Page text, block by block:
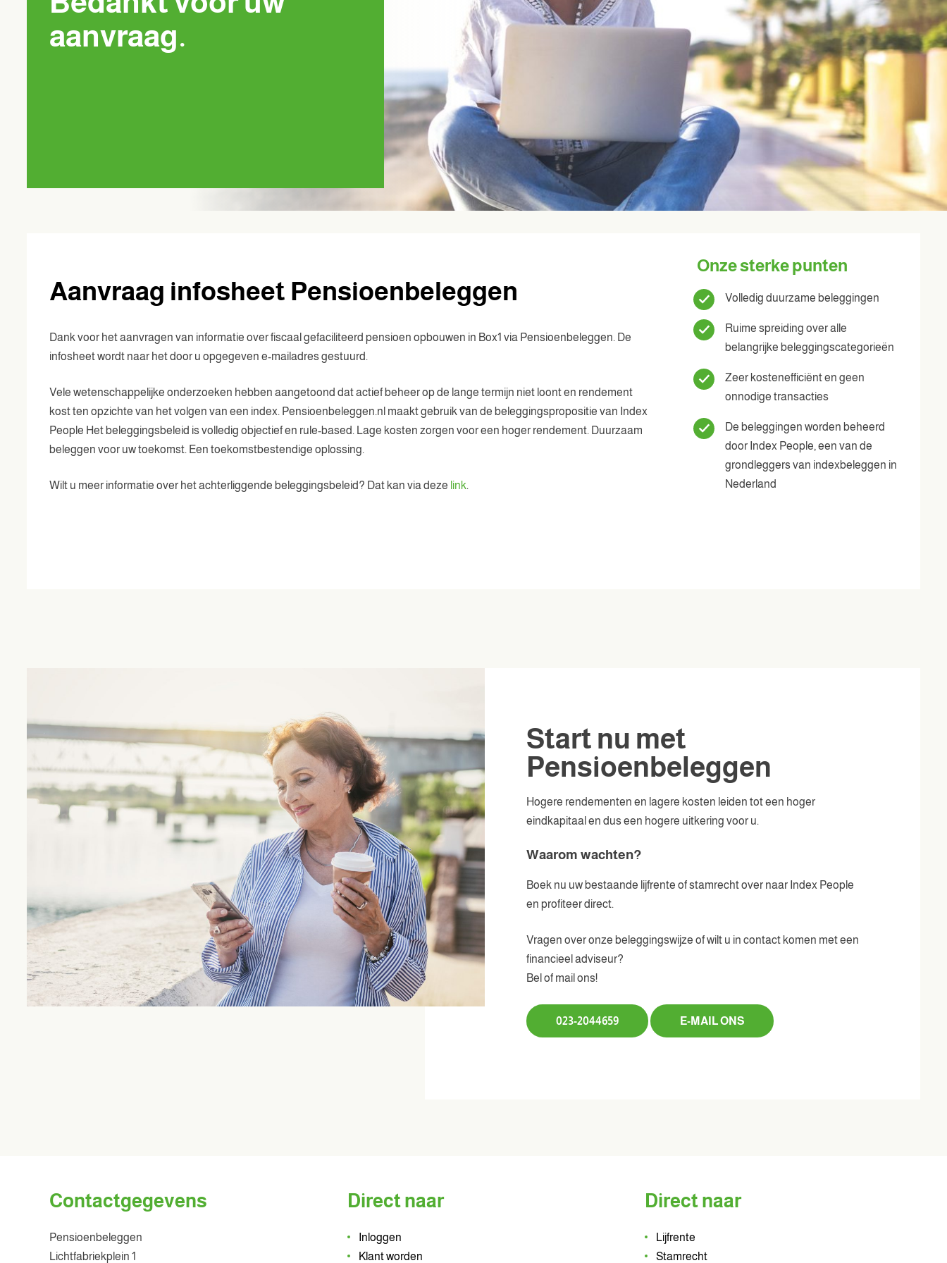
aanvraag.
Aanvraag infosheet Pensioenbeleggen
Dank voor het aanvragen van informatie over fiscaal gefaciliteerd pensioen opbouwen in Box1 via Pensioenbeleggen. De
infosheet wordt naar het door u opgegeven e-mailadres gestuurd.
Vele wetenschappelijke onderzoeken hebben aangetoond dat actief beheer op de lange termijn niet loont en rendement
kost ten opzichte van het volgen van een index. Pensioenbeleggen.nl maakt gebruik van de beleggingspropositie van Index
People Het beleggingsbeleid is volledig objectief en rule-based. Lage kosten zorgen voor een hoger rendement. Duurzaam
beleggen voor uw toekomst. Een toekomstbestendige oplossing.
Wilt u meer informatie over het achterliggende beleggingsbeleid? Dat kan via deze link.
Onze sterke punten
Volledig duurzame beleggingen
Ruime spreiding over alle
belangrijke beleggingscategorieën
Zeer kostenefficiënt en geen
onnodige transacties
De beleggingen worden beheerd
door Index People, een van de
grondleggers van indexbeleggen in
Nederland
Start nu met
Pensioenbeleggen
Hogere rendementen en lagere kosten leiden tot een hoger
eindkapitaal en dus een hogere uitkering voor u.
Waarom wachten?
Boek nu uw bestaande lijfrente of stamrecht over naar Index People
en profiteer direct.
Vragen over onze beleggingswijze of wilt u in contact komen met een
financieel adviseur?
Bel of mail ons!
023-2044659 E-MAIL ONS
Contactgegevens
Pensioenbeleggen
Lichtfabriekplein 1
Direct naar
Inloggen
Klant worden
Direct naar
Lijfrente
Stamrecht